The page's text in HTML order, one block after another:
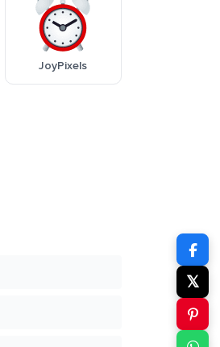
JoyPixels
𝕏